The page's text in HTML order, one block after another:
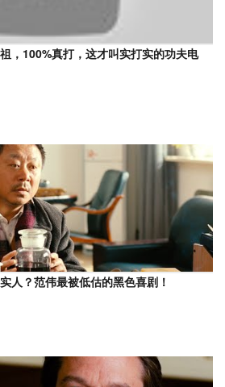
，100%真打，这才叫实打实的功夫电
人？范伟最被低估的黑色喜剧！